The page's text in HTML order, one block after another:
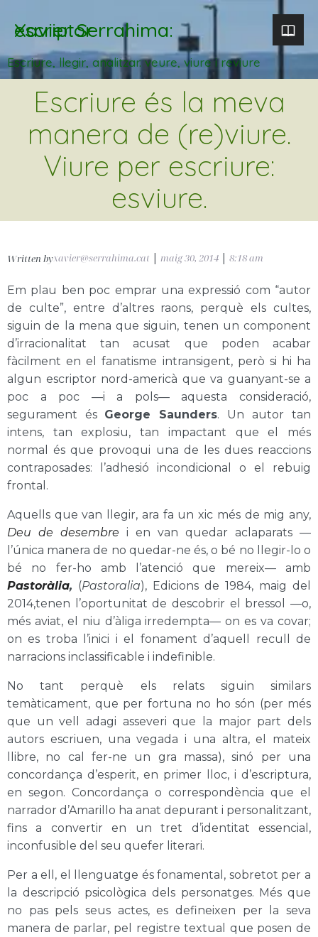
Xavier Serrahima: escriptor
Escriure, llegir, analitzar. veure, viure i reviure
Escriure és la meva
manera de (re)viure.
Viure per escriure:
esviure.
Written byxavier@serrahima.cat maig 30, 2014 8:18 am
Em plau ben poc emprar una expressió com “autor
de culte”, entre d’altres raons, perquè els cultes,
siguin de la mena que siguin, tenen un component
d’irracionalitat tan acusat que poden acabar
fàcilment en el fanatisme intransigent, però si hi ha
algun escriptor nord-americà que va guanyant-se a
poc a poc —i a pols— aquesta consideració,
segurament és George Saunders. Un autor tan
intens, tan explosiu, tan impactant que el més
normal és que provoqui una de les dues reaccions
contraposades: l’adhesió incondicional o el rebuig
frontal.
Aquells que van llegir, ara fa un xic més de mig any,
Deu de desembre i en van quedar aclaparats —
l’única manera de no quedar-ne és, o bé no llegir-lo o
bé no fer-ho amb l’atenció que mereix— amb
Pastoràlia, (Pastoralia), Edicions de 1984, maig del
2014,tenen l’oportunitat de descobrir el bressol —o,
més aviat, el niu d’àliga irredempta— on es va covar;
on es troba l’inici i el fonament d’aquell recull de
narracions inclassificable i indefinible.
No tant perquè els relats siguin similars
temàticament, que per fortuna no ho són (per més
que un vell adagi asseveri que la major part dels
autors escriuen, una vegada i una altra, el mateix
llibre, no cal fer-ne un gra massa), sinó per una
concordança d’esperit, en primer lloc, i d’escriptura,
en segon. Concordança o correspondència que el
narrador d’Amarillo ha anat depurant i personalitzant,
fins a convertir en un tret d’identitat essencial,
inconfusible del seu quefer literari.
Per a ell, el llenguatge és fonamental, sobretot per a
la descripció psicològica dels personatges. Més que
no pas pels seus actes, es defineixen per la seva
manera de parlar, pel registre textual que posen de